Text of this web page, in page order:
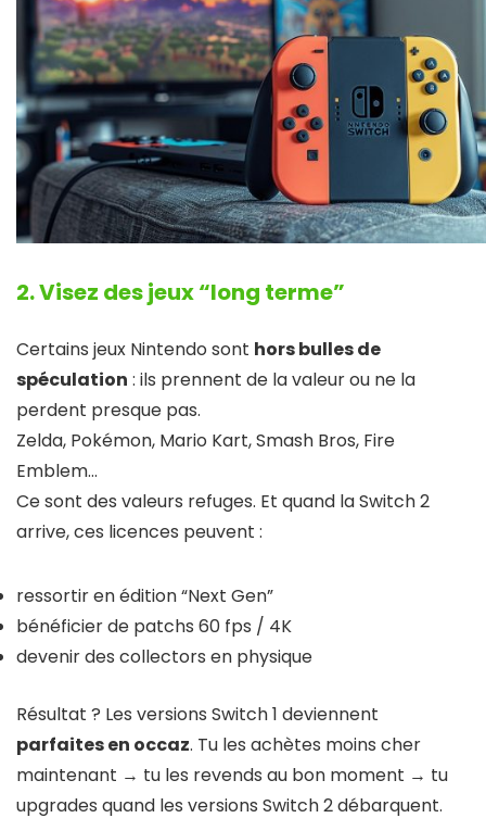
2. Visez des jeux “long terme”
Certains jeux Nintendo sont hors bulles de
spéculation : ils prennent de la valeur ou ne la
perdent presque pas.
Zelda, Pokémon, Mario Kart, Smash Bros, Fire
Emblem…
Ce sont des valeurs refuges. Et quand la Switch 2
arrive, ces licences peuvent :
ressortir en édition “Next Gen”
bénéficier de patchs 60 fps / 4K
devenir des collectors en physique
Résultat ? Les versions Switch 1 deviennent
parfaites en occaz. Tu les achètes moins cher
maintenant → tu les revends au bon moment → tu
upgrades quand les versions Switch 2 débarquent.